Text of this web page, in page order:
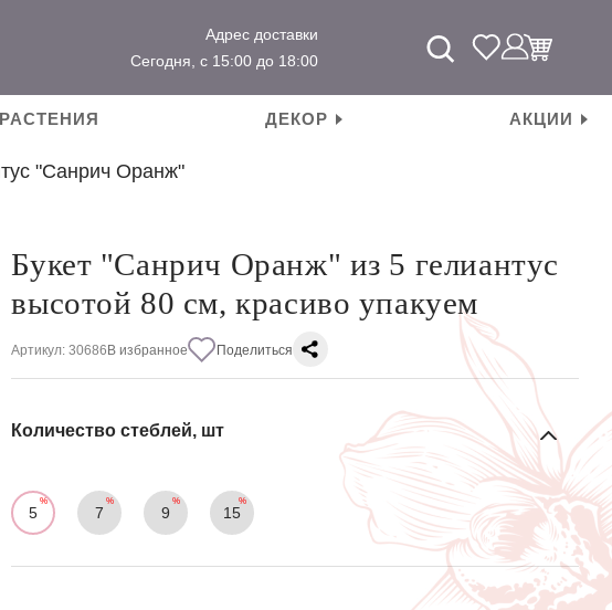
Адрес доставки
Сегодня, с 15:00 до 18:00
ДЕКОР АКЦИИ
"Санрич Оранж"
Букет "Санрич Оранж" из 5 гелиантус
высотой 80 см, красиво упакуем
Артикул: 30686 В избранное Поделиться
Количество стеблей, шт
5 7 9 15